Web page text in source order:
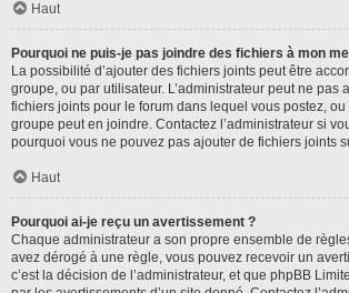
Haut
Pourquoi ne puis-je pas joindre des fichiers à mon
La possibilité d’ajouter des fichiers joints peut être
groupe, ou par utilisateur. L’administrateur peut ne pas
fichiers joints pour le forum dans lequel vous postez,
groupe peut en joindre. Contactez l’administrateur si
pourquoi vous ne pouvez pas ajouter de fichiers joints
Haut
Pourquoi ai-je reçu un avertissement ?
Chaque administrateur a son propre ensemble de
avez dérogé à une règle, vous pouvez recevoir un
c’est la décision de l’administrateur, et que phpBB